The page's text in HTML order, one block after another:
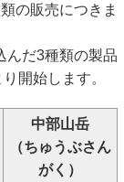
の販売につきま
んだ3種類の製品
開始します。
中部山岳
（ちゅうぶさん
がく）